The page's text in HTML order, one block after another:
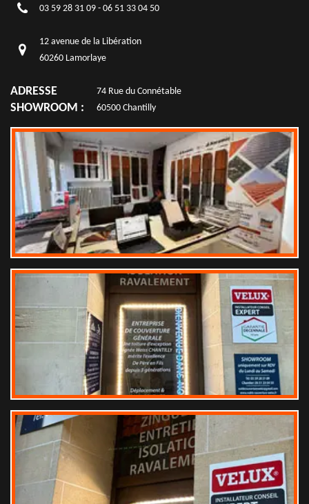
03 59 28 31 09 - 06 51 33 04 50
12 avenue de la Libération
60260 Lamorlaye
ADRESSE
SHOWROOM :
74 Rue du Connétable
60500 Chantilly